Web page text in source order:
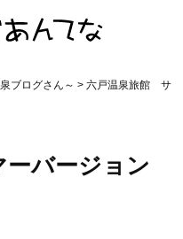
ブログさん～ > 六戸温泉旅館 サ
バージョン